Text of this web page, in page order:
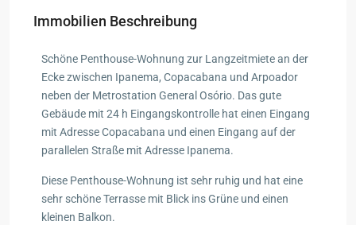
Immobilien Beschreibung
Schöne Penthouse-Wohnung zur Langzeitmiete an der
Ecke zwischen Ipanema, Copacabana und Arpoador
neben der Metrostation General Osório. Das gute
Gebäude mit 24 h Eingangskontrolle hat einen Eingang
mit Adresse Copacabana und einen Eingang auf der
parallelen Straße mit Adresse Ipanema.
Diese Penthouse-Wohnung ist sehr ruhig und hat eine
sehr schöne Terrasse mit Blick ins Grüne und einen
kleinen Balkon.